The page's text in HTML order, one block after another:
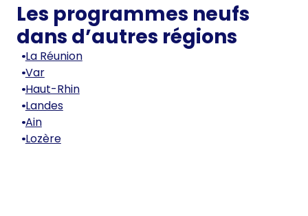
Les programmes neufs
dans d’autres régions
La Réunion
Var
Haut-Rhin
Landes
Ain
Lozère